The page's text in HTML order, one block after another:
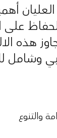
على
هذه
وشامل
والتنوع